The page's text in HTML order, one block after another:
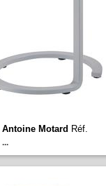
Antoine Motard Réf.
...